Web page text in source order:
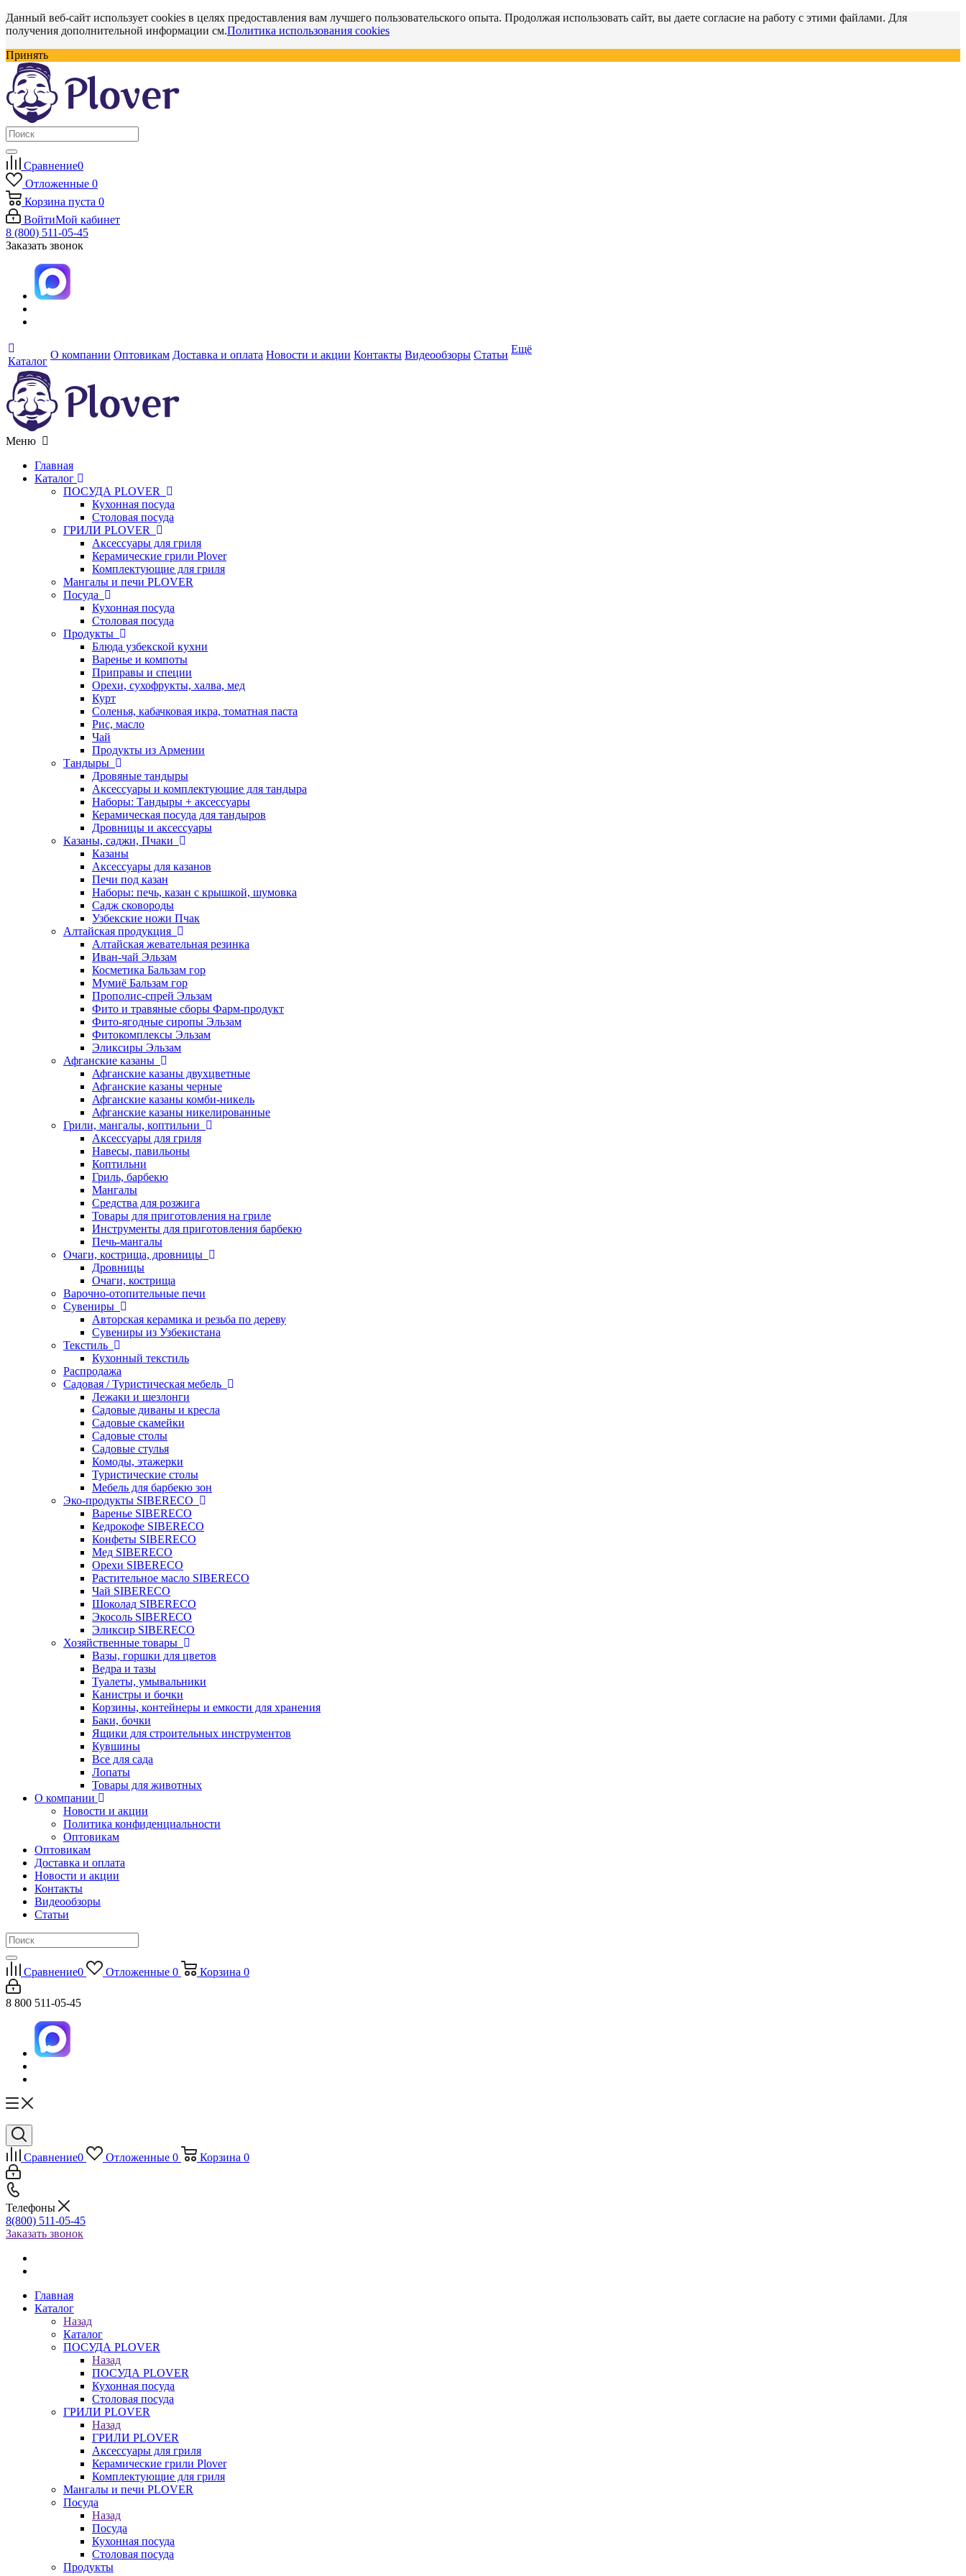
Данный веб-сайт использует cookies в целях предоставления вам лучшего пользовательского опыта. Продолжая использовать сайт, вы даете согласие на работу с этими файлами. Для
получения дополнительной информации см.Политика использования cookies
Принять
Сравнение0
Отложенные 0
Корзина пуста 0
ВойтиМой кабинет
8 (800) 511-05-45
Заказать звонок
Каталог
О компании Оптовикам Доставка и оплата Новости и акции Контакты Видеообзоры Статьи Ещё
Меню
Главная
Каталог
ПОСУДА PLOVER
Кухонная посуда
Столовая посуда
ГРИЛИ PLOVER
Аксессуары для гриля
Керамические грили Plover
Комплектующие для гриля
Мангалы и печи PLOVER
Посуда
Кухонная посуда
Столовая посуда
Продукты
Блюда узбекской кухни
Варенье и компоты
Приправы и специи
Орехи, сухофрукты, халва, мед
Курт
Соленья, кабачковая икра, томатная паста
Рис, масло
Чай
Продукты из Армении
Тандыры
Дровяные тандыры
Аксессуары и комплектующие для тандыра
Наборы: Тандыры + аксессуары
Керамическая посуда для тандыров
Дровницы и аксессуары
Казаны, саджи, Пчаки
Казаны
Аксессуары для казанов
Печи под казан
Наборы: печь, казан с крышкой, шумовка
Садж сковороды
Узбекские ножи Пчак
Алтайская продукция
Алтайская жевательная резинка
Иван-чай Эльзам
Косметика Бальзам гор
Мумиё Бальзам гор
Прополис-спрей Эльзам
Фито и травяные сборы Фарм-продукт
Фито-ягодные сиропы Эльзам
Фитокомплексы Эльзам
Эликсиры Эльзам
Афганские казаны
Афганские казаны двухцветные
Афганские казаны черные
Афганские казаны комби-никель
Афганские казаны никелированные
Грили, мангалы, коптильни
Аксессуары для гриля
Навесы, павильоны
Коптильни
Гриль, барбекю
Мангалы
Средства для розжига
Товары для приготовления на гриле
Инструменты для приготовления барбекю
Печь-мангалы
Очаги, кострища, дровницы
Дровницы
Очаги, кострища
Варочно-отопительные печи
Сувениры
Авторская керамика и резьба по дереву
Сувениры из Узбекистана
Текстиль
Кухонный текстиль
Распродажа
Садовая / Туристическая мебель
Лежаки и шезлонги
Садовые диваны и кресла
Садовые скамейки
Садовые столы
Садовые стулья
Комоды, этажерки
Туристические столы
Мебель для барбекю зон
Эко-продукты SIBERECO
Варенье SIBERECO
Кедрокофе SIBERECO
Конфеты SIBERECO
Мед SIBERECO
Орехи SIBERECO
Растительное масло SIBERECO
Чай SIBERECO
Шоколад SIBERECO
Экосоль SIBERECO
Эликсир SIBERECO
Хозяйственные товары
Вазы, горшки для цветов
Ведра и тазы
Туалеты, умывальники
Канистры и бочки
Корзины, контейнеры и емкости для хранения
Баки, бочки
Ящики для строительных инструментов
Кувшины
Все для сада
Лопаты
Товары для животных
О компании
Новости и акции
Политика конфиденциальности
Оптовикам
Оптовикам
Доставка и оплата
Новости и акции
Контакты
Видеообзоры
Статьи
Сравнение0 Отложенные 0 Корзина 0
8 800 511-05-45
Сравнение0 Отложенные 0 Корзина 0
Телефоны
8(800) 511-05-45
Заказать звонок
Главная
Каталог
Назад
Каталог
ПОСУДА PLOVER
Назад
ПОСУДА PLOVER
Кухонная посуда
Столовая посуда
ГРИЛИ PLOVER
Назад
ГРИЛИ PLOVER
Аксессуары для гриля
Керамические грили Plover
Комплектующие для гриля
Мангалы и печи PLOVER
Посуда
Назад
Посуда
Кухонная посуда
Столовая посуда
Продукты